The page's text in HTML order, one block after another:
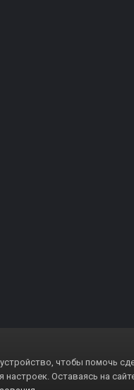
чтобы помочь
настроек. Оставаясь на